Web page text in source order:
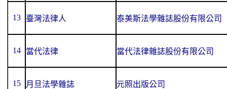
13 臺灣法律人 泰美斯法學雜誌股份有限公司
14 當代法律 當代法律雜誌股份有限公司
15 月旦法學雜誌 元照出版公司